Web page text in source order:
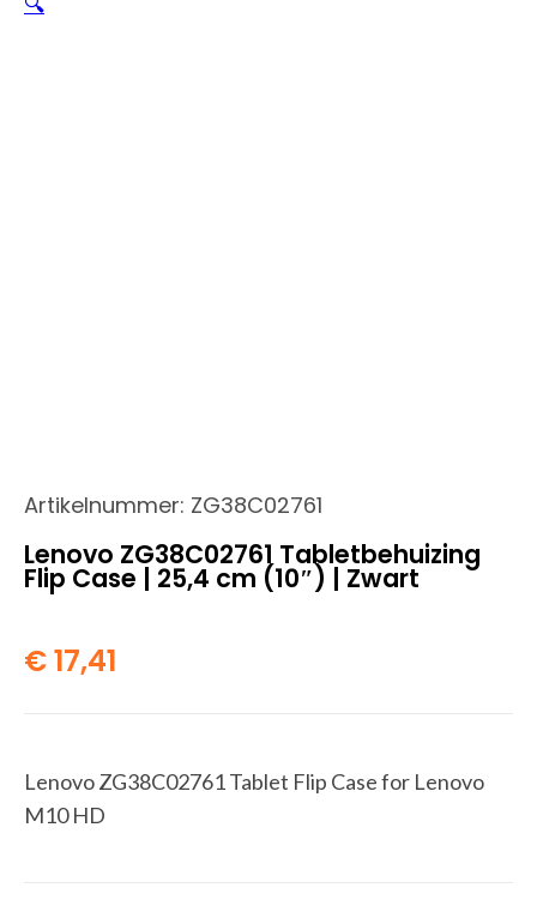
Artikelnummer: ZG38C02761
Lenovo ZG38C02761 Tabletbehuizing
Flip Case | 25,4 cm (10″) | Zwart
€17,41
Lenovo ZG38C02761 Tablet Flip Case for Lenovo
M10 HD